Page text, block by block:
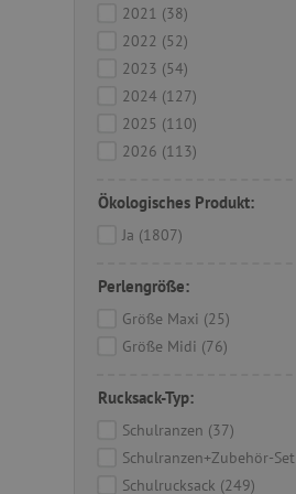
2021 (38)
2022 (52)
2023 (54)
2024 (127)
2025 (110)
2026 (113)
Ökologisches Produkt:
Ja (1807)
Perlengröße:
Größe Maxi (25)
Größe Midi (76)
Rucksack-Typ:
Schulranzen (37)
Schulranzen+Zubehör-Set
Schulrucksack (249)